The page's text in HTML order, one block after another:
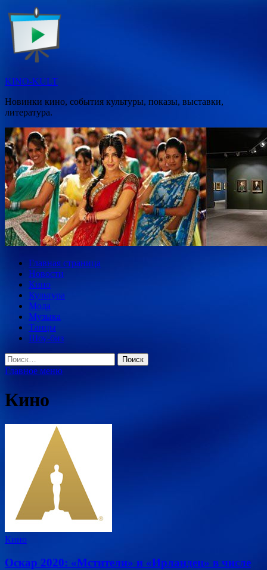
Перейти
к
содержимому
KINO-KULT
Новинки кино, события культуры, показы, выставки,
литература.
Главная страница
Новости
Кино
Культура
Мода
Музыка
Танцы
Шоу-биз
Найти:
Главное меню
Кино
Кино
Оскар 2020: «Мстители» и «Ирландец» в числе